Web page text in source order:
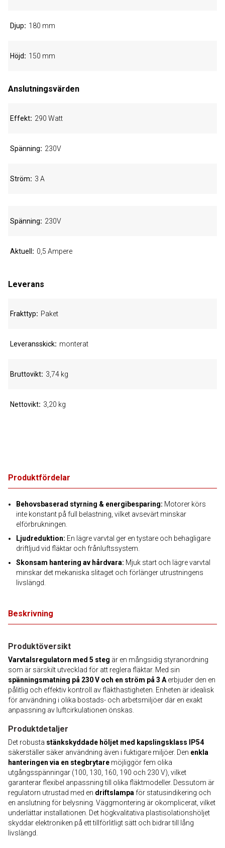
Produktfördelar
Behovsbaserad styrning & energibesparing: Motorer körs
inte konstant på full belastning, vilket avsevärt minskar
elförbrukningen.
Ljudreduktion: En lägre varvtal ger en tystare och behagligare
driftljud vid fläktar och frånluftssystem.
Skonsam hantering av hårdvara: Mjuk start och lägre varvtal
minskar det mekaniska slitaget och förlänger utrustningens
livslängd.
Beskrivning
Produktöversikt
Varvtalsregulatorn med 5 steg är en mångsidig styranordning
som är särskilt utvecklad för att reglera fläktar. Med sin
spänningsmatning på 230 V och en ström på 3 A erbjuder den en
pålitlig och effektiv kontroll av fläkthastigheten. Enheten är idealisk
för användning i olika bostads- och arbetsmiljöer där en exakt
anpassning av luftcirkulationen önskas.
Produktdetaljer
Det robusta stänkskyddade höljet med kapslingsklass IP54
säkerställer säker användning även i fuktigare miljöer. Den enkla
hanteringen via en stegbrytare möjliggör fem olika
utgångsspänningar (100, 130, 160, 190 och 230 V), vilket
garanterar flexibel anpassning till olika fläktmodeller. Dessutom är
regulatorn utrustad med en driftslampa för statusindikering och
en anslutning för belysning. Väggmontering är okomplicerat, vilket
underlättar installationen. Det högkvalitativa plastisolationshöljet
skyddar elektroniken på ett tillförlitligt sätt och bidrar till lång
livslängd.
Djup 180 mm
Höjd 150 mm
Anslutningsvärden
Effekt 290 Watt
Spänning 230V
Ström 3 A
Spänning 230V
Aktuell 0,5 Ampere
Leverans
Frakttyp Paket
Leveransskick monterat
Bruttovikt 3,74 kg
Nettovikt 3,20 kg